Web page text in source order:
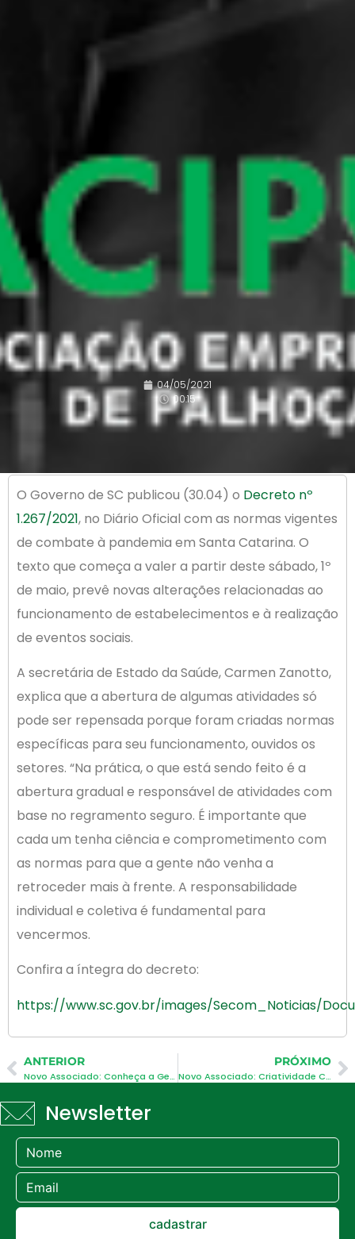
04/05/2021
00:15
O Governo de SC publicou (30.04) o Decreto nº
1.267/2021, no Diário Oficial com as normas vigentes
de combate à pandemia em Santa Catarina. O
texto que começa a valer a partir deste sábado, 1º
de maio, prevê novas alterações relacionadas ao
funcionamento de estabelecimentos e à realização
de eventos sociais.
A secretária de Estado da Saúde, Carmen Zanotto,
explica que a abertura de algumas atividades só
pode ser repensada porque foram criadas normas
específicas para seu funcionamento, ouvidos os
setores. “Na prática, o que está sendo feito é a
abertura gradual e responsável de atividades com
base no regramento seguro. É importante que
cada um tenha ciência e comprometimento com
as normas para que a gente não venha a
retroceder mais à frente. A responsabilidade
individual e coletiva é fundamental para
vencermos.
Confira a íntegra do decreto:
https://www.sc.gov.br/images/Secom_Noticias/
ANTERIOR
Novo Associado: Conheça a Getecma
PRÓXIMO
Novo Associado: Criatividade Coletiva
Newsletter
cadastrar